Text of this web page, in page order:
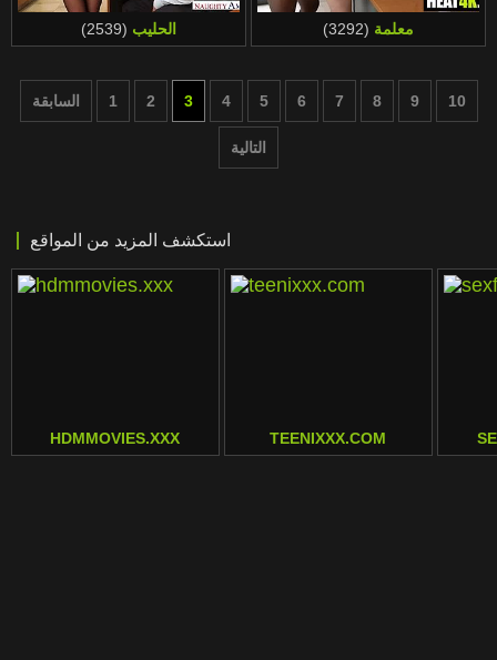
الحليب (2539) معلمة (3292)
السابقة 1 2 3 4 5 6 7 8 9 10
التالية
استكشف المزيد من المواقع
HDMMOVIES.XXX TEENIXXX.COM